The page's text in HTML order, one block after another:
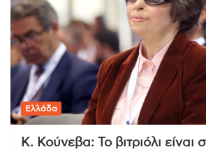
Ελλάδα
Κ. Κούνεβα: Το βιτριόλι είναι